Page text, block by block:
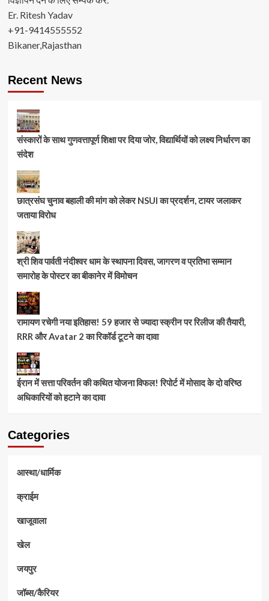
Er. Ritesh Yadav
+91-9414555552
Bikaner,Rajasthan
Recent News
संस्कारों के साथ गुणवत्तापूर्ण शिक्षा पर दिया जोर, विद्यार्थियों को लक्ष्य निर्धारण का
संदेश
छात्रसंघ चुनाव बहाली की मांग को लेकर NSUI का प्रदर्शन, टायर जलाकर
जताया विरोध
श्री शिव पार्वती नंदीश्वर धाम के स्थापना दिवस, जागरण व प्रतिभा सम्मान
समारोह के पोस्टर का बीकानेर में विमोचन
रामायण रचेगी नया इतिहास! 59 हजार से ज्यादा स्क्रीन पर रिलीज की तैयारी,
RRR और Avatar 2 का रिकॉर्ड टूटने का दावा
ईरान में सत्ता परिवर्तन की कथित योजना विफल! रिपोर्ट में मोसाद के दो वरिष्ठ
अधिकारियों को हटाने का दावा
Categories
आस्था/धार्मिक
क्राईम
खाजूवाला
खेल
जयपुर
जॉब्स/कैरियर